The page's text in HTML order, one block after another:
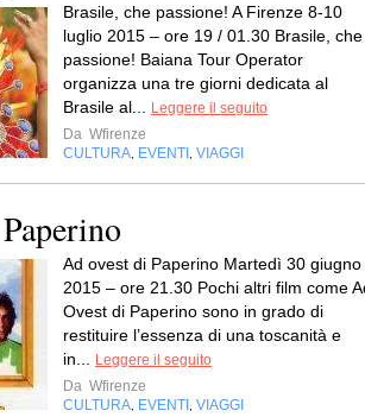
Brasile, che passione! A Firenze 8-10
luglio 2015 – ore 19 / 01.30 Brasile, che
passione! Baiana Tour Operator
organizza una tre giorni dedicata al
Brasile al...
Leggere il seguito
Da Wfirenze
CULTURA EVENTI VIAGGI
Ad ovest di Paperino Martedì 30 giugno
2015 – ore 21.30 Pochi altri film come
Ovest di Paperino sono in grado di
restituire l’essenza di una toscanità e
in...
Leggere il seguito
Da Wfirenze
CULTURA EVENTI VIAGGI